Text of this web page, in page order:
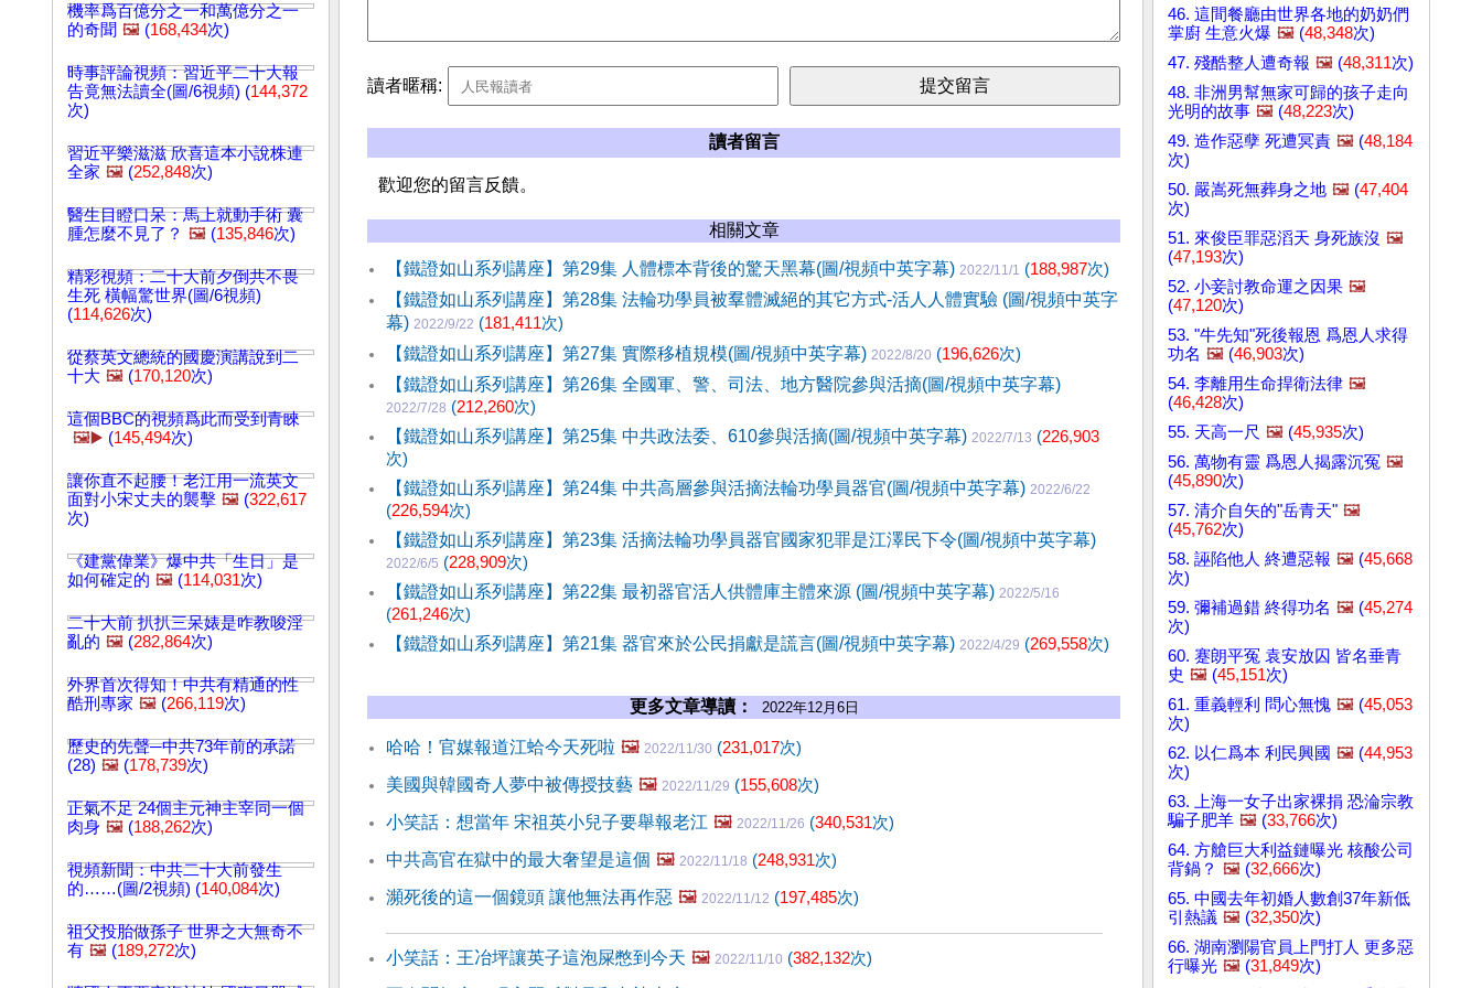
機率爲百億分之一和萬億分之一
的奇聞 🖼️ (168,434次)
時事評論視頻：習近平二十大報
告竟無法讀全(圖/6視頻) (144,372
次)
習近平樂滋滋 欣喜這本小說株連
全家 🖼️ (252,848次)
醫生目瞪口呆：馬上就動手術 囊
腫怎麼不見了？ 🖼️ (135,846次)
精彩視頻：二十大前夕倒共不畏
生死 橫幅驚世界(圖/6視頻)
(114,626次)
從蔡英文總統的國慶演講說到二
十大 🖼️ (170,120次)
這個BBC的視頻爲此而受到青睞
🖼️▶️ (145,494次)
讓你直不起腰！老江用一流英文
面對小宋丈夫的襲擊 🖼️ (322,617
次)
《建黨偉業》爆中共「生日」是
如何確定的 🖼️ (114,031次)
二十大前 扒扒三呆婊是咋教唆淫
亂的 🖼️ (282,864次)
外界首次得知！中共有精通的性
酷刑專家 🖼️ (266,119次)
歷史的先聲─中共73年前的承諾
(28) 🖼️ (178,739次)
正氣不足 24個主元神主宰同一個
肉身 🖼️ (188,262次)
視頻新聞：中共二十大前發生
的……(圖/2視頻) (140,084次)
祖父投胎做孫子 世界之大無奇不
有 🖼️ (189,272次)
讀者暱稱:
讀者留言
歡迎您的留言反饋。
相關文章
【鐵證如山系列講座】第29集 人體標本背後的驚天黑幕(圖/視頻中英字幕) 2022/11/1 (188,987次)
【鐵證如山系列講座】第28集 法輪功學員被羣體滅絕的其它方式-活人人體實驗 (圖/視頻中英字
幕) 2022/9/22 (181,411次)
【鐵證如山系列講座】第27集 實際移植規模(圖/視頻中英字幕) 2022/8/20 (196,626次)
【鐵證如山系列講座】第26集 全國軍、警、司法、地方醫院參與活摘(圖/視頻中英字幕)
2022/7/28 (212,260次)
【鐵證如山系列講座】第25集 中共政法委、610參與活摘(圖/視頻中英字幕) 2022/7/13 (226,903
次)
【鐵證如山系列講座】第24集 中共高層參與活摘法輪功學員器官(圖/視頻中英字幕) 2022/6/22
(226,594次)
【鐵證如山系列講座】第23集 活摘法輪功學員器官國家犯罪是江澤民下令(圖/視頻中英字幕)
2022/6/5 (228,909次)
【鐵證如山系列講座】第22集 最初器官活人供體庫主體來源 (圖/視頻中英字幕) 2022/5/16
(261,246次)
【鐵證如山系列講座】第21集 器官來於公民捐獻是謊言(圖/視頻中英字幕) 2022/4/29 (269,558次)
更多文章導讀： 2022年12月6日
哈哈！官媒報道江蛤今天死啦 🖼️ 2022/11/30 (231,017次)
美國與韓國奇人夢中被傳授技藝 🖼️ 2022/11/29 (155,608次)
小笑話：想當年 宋祖英小兒子要舉報老江 🖼️ 2022/11/26 (340,531次)
中共高官在獄中的最大奢望是這個 🖼️ 2022/11/18 (248,931次)
瀕死後的這一個鏡頭 讓他無法再作惡 🖼️ 2022/11/12 (197,485次)
小笑話：王冶坪讓英子這泡屎憋到今天 🖼️ 2022/11/10 (382,132次)
46. 這間餐廳由世界各地的奶奶們
掌廚 生意火爆 🖼️ (48,348次)
47. 殘酷整人遭奇報 🖼️ (48,311次)
48. 非洲男幫無家可歸的孩子走向
光明的故事 🖼️ (48,223次)
49. 造作惡孽 死遭冥責 🖼️ (48,184
次)
50. 嚴嵩死無葬身之地 🖼️ (47,404
次)
51. 來俊臣罪惡滔天 身死族沒 🖼️
(47,193次)
52. 小妾討教命運之因果 🖼️
(47,120次)
53. "牛先知"死後報恩 爲恩人求得
功名 🖼️ (46,903次)
54. 李離用生命捍衛法律 🖼️
(46,428次)
55. 天高一尺 🖼️ (45,935次)
56. 萬物有靈 爲恩人揭露沉冤 🖼️
(45,890次)
57. 清介自矢的"岳青天" 🖼️
(45,762次)
58. 誣陷他人 終遭惡報 🖼️ (45,668
次)
59. 彌補過錯 終得功名 🖼️ (45,274
次)
60. 蹇朗平冤 袁安放囚 皆名垂青
史 🖼️ (45,151次)
61. 重義輕利 問心無愧 🖼️ (45,053
次)
62. 以仁爲本 利民興國 🖼️ (44,953
次)
63. 上海一女子出家裸捐 恐淪宗教
騙子肥羊 🖼️ (33,766次)
64. 方艙巨大利益鏈曝光 核酸公司
背鍋？ 🖼️ (32,666次)
65. 中國去年初婚人數創37年新低
引熱議 🖼️ (32,350次)
66. 湖南瀏陽官員上門打人 更多惡
行曝光 🖼️ (31,849次)